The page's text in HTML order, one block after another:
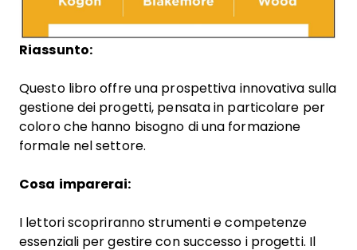
Riassunto:
Questo libro offre una prospettiva innovativa sulla
gestione dei progetti, pensata in particolare per
coloro che hanno bisogno di una formazione
formale nel settore.
Cosa imparerai:
I lettori scopriranno strumenti e competenze
essenziali per gestire con successo i progetti. Il